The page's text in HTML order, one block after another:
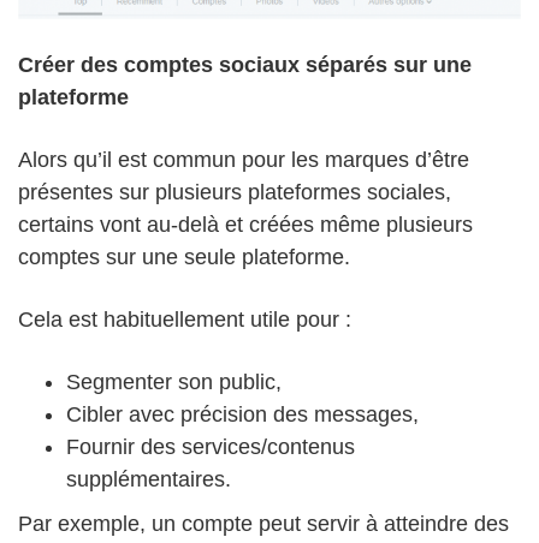
Créer des comptes sociaux séparés sur une
plateforme
Alors qu’il est commun pour les marques d’être
présentes sur plusieurs plateformes sociales,
certains vont au-delà et créées même plusieurs
comptes sur une seule plateforme.
Cela est habituellement utile pour :
Segmenter son public,
Cibler avec précision des messages,
Fournir des services/contenus
supplémentaires.
Par exemple, un compte peut servir à atteindre des